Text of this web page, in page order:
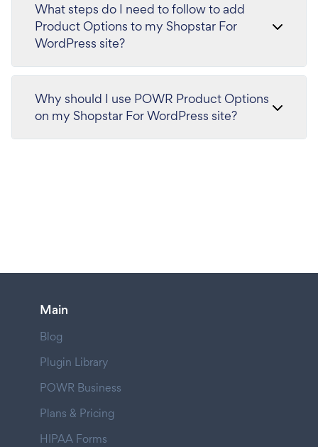
What steps do I need to follow to add
Product Options to my Shopstar For
WordPress site?
Why should I use POWR Product Options
on my Shopstar For WordPress site?
Main
Blog
Plugin Library
POWR Business
Plans & Pricing
HIPAA Forms